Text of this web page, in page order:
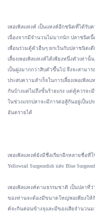
เพอเพิลแทงค์ เป็นแทงค์อีกชนิดที่ได้รับ
เนื่องจากมีจำนวนไม่มากนัก ปลาชนิด
เพื่อนร่วมตู้ตัวอื่นๆ ยกเว้นกับปลาชนิดเ
เลี้ยงเพอเพิลแทงค์ได้เพียงหนึ่งตัวเท่า
เป็นฝูงมากกว่าสิบตัวขึ้นไป จึงจะสามาร
ประสบความสำเร็จในการเลี้ยงเพอเพิ
กันบ้างแต่ไม่ถึงขั้นร้ายแรง แต่ตู้ควรจะ
ในช่วงแรกปลาจะมีการต่อสู้กันอยู่เป็นป
อันตรายได้
เพอเพิลแทงค์ยังมีชื่อเรียกอีกหลายชื่อที่ใ
Yellowtail Surgeonfish และ Blue
เพอเพิลแทงค์ตามธรรมชาติ เป็นปลาที่
ของท่านจะต้องมีขนาดใหญ่พอเพียงให้
ค์จะกินค่อนข้างจุและมีของเสียจำนวนม